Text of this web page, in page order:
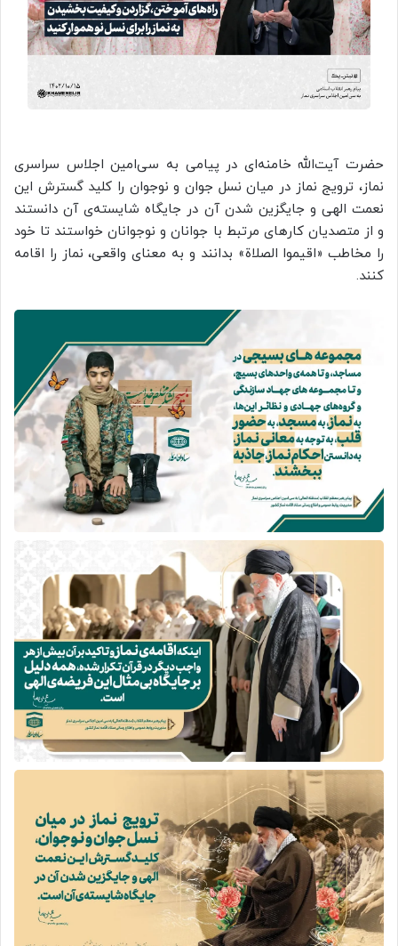
حضرت آیت‌الله خامنه‌ای در پیامی به سی‌امین اجلاس سراسری
نماز، ترویج نماز در میان نسل جوان و نوجوان را کلید گسترش این
نعمت الهی و جایگزین شدن آن در جایگاه شایسته‌ی آن دانستند
و از متصدیان کارهای مرتبط با جوانان و نوجوانان خواستند تا خود
را مخاطب «اقیموا الصلاة» بدانند و به معنای واقعی، نماز را اقامه
کنند.